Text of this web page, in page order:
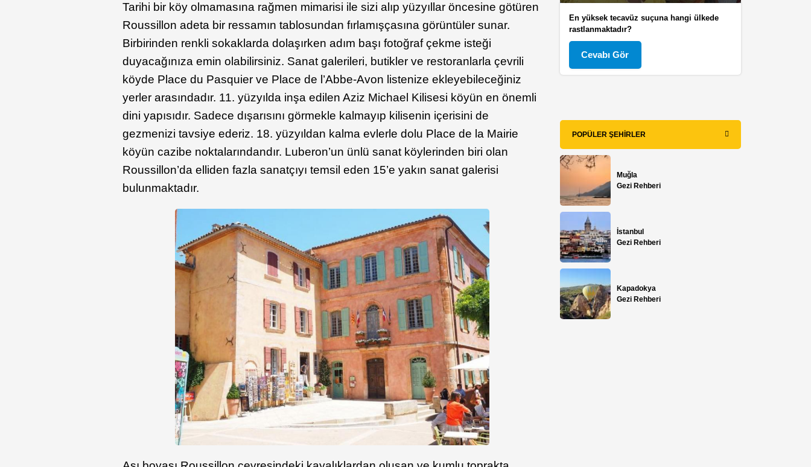
Tarihi bir köy olmamasına rağmen mimarisi ile sizi alıp yüzyıllar öncesine götüren
Roussillon adeta bir ressamın tablosundan fırlamışçasına görüntüler sunar.
Birbirinden renkli sokaklarda dolaşırken adım başı fotoğraf çekme isteği
duyacağınıza emin olabilirsiniz. Sanat galerileri, butikler ve restoranlarla çevrili
köyde Place du Pasquier ve Place de l’Abbe-Avon listenize ekleyebileceğiniz
yerler arasındadır. 11. yüzyılda inşa edilen Aziz Michael Kilisesi köyün en önemli
dini yapısıdır. Sadece dışarısını görmekle kalmayıp kilisenin içerisini de
gezmenizi tavsiye ederiz. 18. yüzyıldan kalma evlerle dolu Place de la Mairie
köyün cazibe noktalarındandır. Luberon’un ünlü sanat köylerinden biri olan
Roussillon’da elliden fazla sanatçıyı temsil eden 15’e yakın sanat galerisi
bulunmaktadır.
En yüksek tecavüz suçuna hangi ülkede
rastlanmaktadır?
Cevabı Gör
POPÜLER ŞEHIRLER
Muğla
Gezi Rehberi
İstanbul
Gezi Rehberi
Kapadokya
Gezi Rehberi